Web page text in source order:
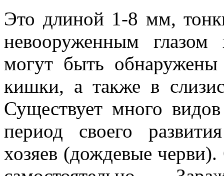
Это длиной 1-8 мм,
невооруженным
могут быть обнаружены
кишки, а также в
Существует много
период своего
хозяев (дождевые